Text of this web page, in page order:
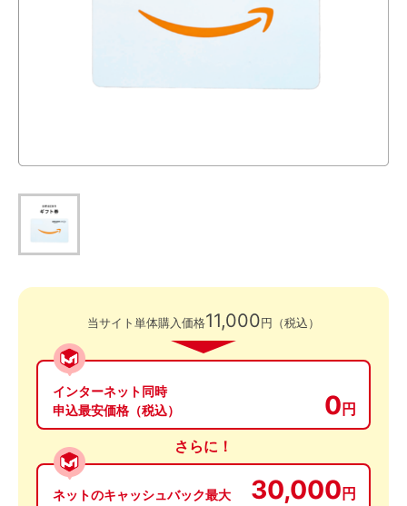
当サイト単体購入価格11,000円（税込）
インターネット同時
申込最安価格（税込）
0円
さらに！
ネットのキャッシュバック最大 30,000円